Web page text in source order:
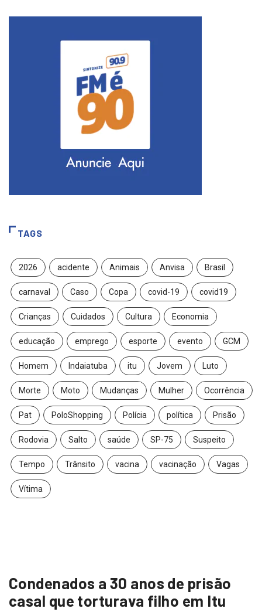
TAGS
2026 acidente Animais Anvisa Brasil
carnaval Caso Copa covid-19 covid19
Crianças Cuidados Cultura Economia
educação emprego esporte evento GCM
Homem Indaiatuba itu Jovem Luto
Morte Moto Mudanças Mulher Ocorrência
Pat PoloShopping Polícia política Prisão
Rodovia Salto saúde SP-75 Suspeito
Tempo Trânsito vacina vacinação Vagas
Vítima
Condenados a 30 anos de prisão
casal que torturava filho em Itu